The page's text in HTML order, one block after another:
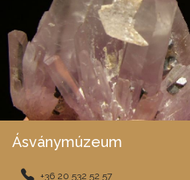
Ásványmúzeum
+36 20 532 52 57